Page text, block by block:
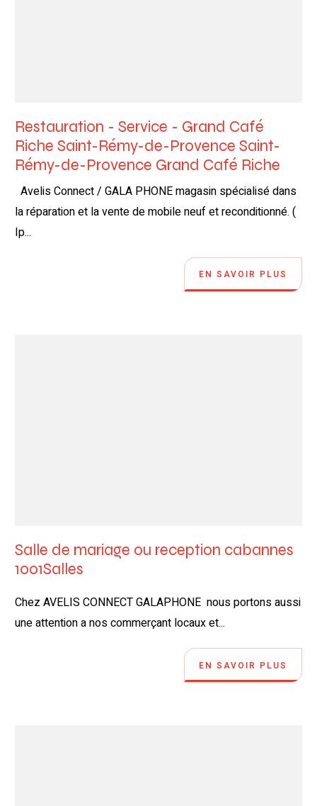
Restauration - Service - Grand Café
Riche Saint-Rémy-de-Provence Saint-
Rémy-de-Provence Grand Café Riche
Avelis Connect / GALA PHONE magasin spécialisé dans
la réparation et la vente de mobile neuf et reconditionné. (
Ip...
EN SAVOIR PLUS
Salle de mariage ou reception cabannes
1001Salles
Chez AVELIS CONNECT GALAPHONE nous portons aussi
une attention a nos commerçant locaux et...
EN SAVOIR PLUS